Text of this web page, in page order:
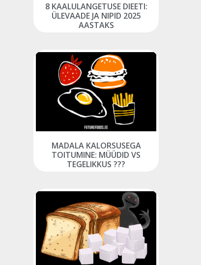
8 KAALULANGETUSE DIEETI:
ÜLEVAADE JA NIPID 2025
AASTAKS
MADALA KALORSUSEGA
TOITUMINE: MÜÜDID VS
TEGELIKKUS ???